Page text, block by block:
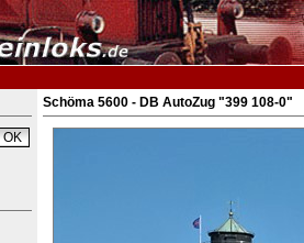
Schöma 5600 - DB AutoZug "399 108-0"